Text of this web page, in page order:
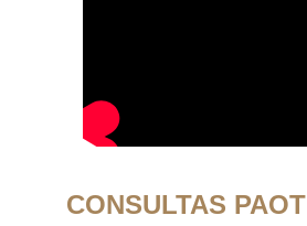
CONSULTAS PAOT